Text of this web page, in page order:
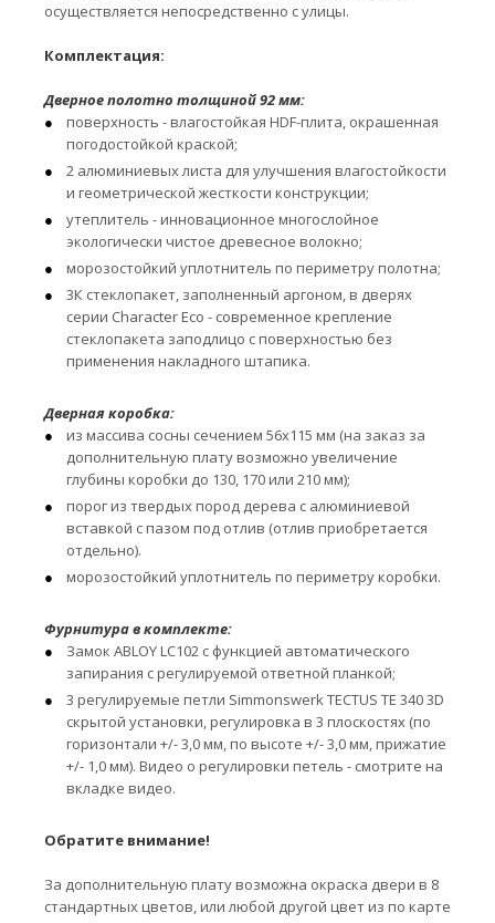
осуществляется непосредственно с улицы.
Комплектация:
Дверное полотно толщиной 92 мм:
поверхность - влагостойкая HDF-плита, окрашенная
погодостойкой краской;
2 алюминиевых листа для улучшения влагостойкости
и геометрической жесткости конструкции;
утеплитель - инновационное многослойное
экологически чистое древесное волокно;
морозостойкий уплотнитель по периметру полотна;
3К стеклопакет, заполненный аргоном, в дверях
серии Character Eco - современное крепление
стеклопакета заподлицо с поверхностью без
применения накладного штапика.
Дверная коробка:
из массива сосны сечением 56х115 мм (на заказ за
дополнительную плату возможно увеличение
глубины коробки до 130, 170 или 210 мм);
порог из твердых пород дерева с алюминиевой
вставкой с пазом под отлив (отлив приобретается
отдельно).
морозостойкий уплотнитель по периметру коробки.
Фурнитура в комплекте:
Замок ABLOY LC102 с функцией автоматического
запирания с регулируемой ответной планкой;
3 регулируемые петли Simmonswerk TECTUS TE 340 3D
скрытой установки, регулировка в 3 плоскостях (по
горизонтали +/- 3,0 мм, по высоте +/- 3,0 мм, прижатие
+/- 1,0 мм). Видео о регулировки петель - смотрите на
вкладке видео.
Обратите внимание!
За дополнительную плату возможна окраска двери в 8
стандартных цветов, или любой другой цвет из по карте